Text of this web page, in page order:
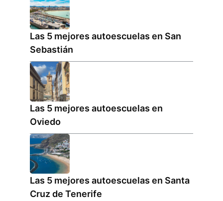
Las 5 mejores autoescuelas en San
Sebastián
Las 5 mejores autoescuelas en
Oviedo
Las 5 mejores autoescuelas en Santa
Cruz de Tenerife